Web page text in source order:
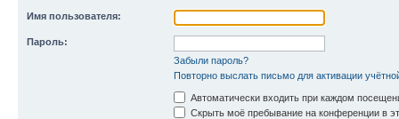
Имя пользователя:
Пароль:
Забыли пароль?
Повторно выслать письмо для активации
Автоматически входить при каждом
Скрыть моё пребывание на конференции в